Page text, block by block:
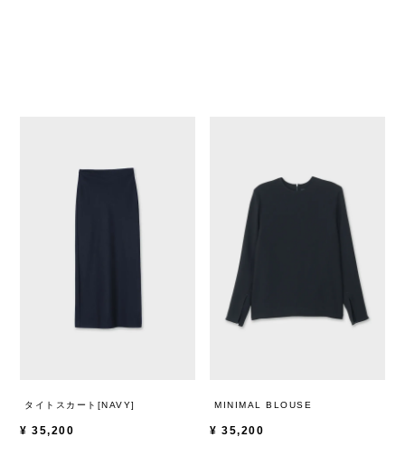
タイトスカート[NAVY]
¥ 35,200
MINIMAL BLOUSE
¥ 35,200